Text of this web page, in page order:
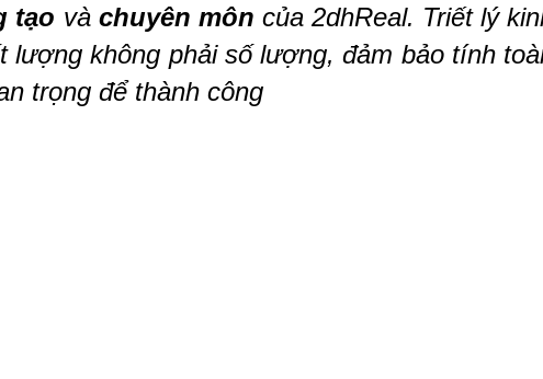
tạo và chuyên môn của 2dhReal. Triết lý
lượng không phải số lượng, đảm bảo tính
trọng để thành công